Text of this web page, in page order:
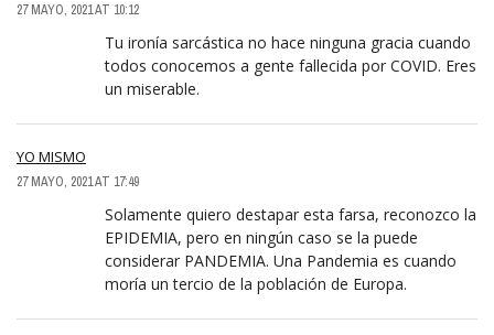
27 MAYO, 2021 AT 10:12
Tu ironía sarcástica no hace ninguna gracia cuando
todos conocemos a gente fallecida por COVID. Eres
un miserable.
YO MISMO
27 MAYO, 2021 AT 17:49
Solamente quiero destapar esta farsa, reconozco la
EPIDEMIA, pero en ningún caso se la puede
considerar PANDEMIA. Una Pandemia es cuando
moría un tercio de la población de Europa.